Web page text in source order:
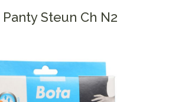
Steun Ch N2